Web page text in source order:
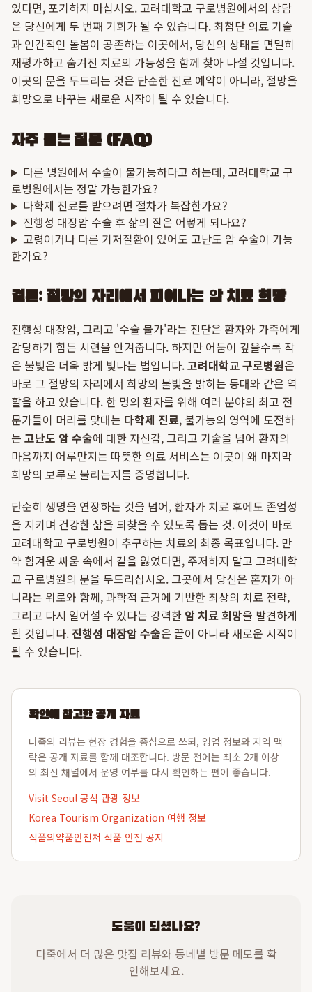
었다면, 포기하지 마십시오. 고려대학교 구로병원에서의 상담
은 당신에게 두 번째 기회가 될 수 있습니다. 최첨단 의료 기술
과 인간적인 돌봄이 공존하는 이곳에서, 당신의 상태를 면밀히
재평가하고 숨겨진 치료의 가능성을 함께 찾아 나설 것입니다.
이곳의 문을 두드리는 것은 단순한 진료 예약이 아니라, 절망을
희망으로 바꾸는 새로운 시작이 될 수 있습니다.
자주 묻는 질문 (FAQ)
다른 병원에서 수술이 불가능하다고 하는데, 고려대학교 구
로병원에서는 정말 가능한가요?
다학제 진료를 받으려면 절차가 복잡한가요?
진행성 대장암 수술 후 삶의 질은 어떻게 되나요?
고령이거나 다른 기저질환이 있어도 고난도 암 수술이 가능
한가요?
결론: 절망의 자리에서 피어나는 암 치료 희망
진행성 대장암, 그리고 '수술 불가'라는 진단은 환자와 가족에게
감당하기 힘든 시련을 안겨줍니다. 하지만 어둠이 깊을수록 작
은 불빛은 더욱 밝게 빛나는 법입니다.고려대학교 구로병원은
바로 그 절망의 자리에서 희망의 불빛을 밝히는 등대와 같은 역
할을 하고 있습니다. 한 명의 환자를 위해 여러 분야의 최고 전
문가들이 머리를 맞대는 다학제 진료, 불가능의 영역에 도전하
는 고난도 암 수술에 대한 자신감, 그리고 기술을 넘어 환자의
마음까지 어루만지는 따뜻한 의료 서비스는 이곳이 왜 마지막
희망의 보루로 불리는지를 증명합니다.
단순히 생명을 연장하는 것을 넘어, 환자가 치료 후에도 존엄성
을 지키며 건강한 삶을 되찾을 수 있도록 돕는 것. 이것이 바로
고려대학교 구로병원이 추구하는 치료의 최종 목표입니다. 만
약 힘겨운 싸움 속에서 길을 잃었다면, 주저하지 말고 고려대학
교 구로병원의 문을 두드리십시오. 그곳에서 당신은 혼자가 아
니라는 위로와 함께, 과학적 근거에 기반한 최상의 치료 전략,
그리고 다시 일어설 수 있다는 강력한 암 치료 희망을 발견하게
될 것입니다. 진행성 대장암 수술은 끝이 아니라 새로운 시작이
될 수 있습니다.
확인에 참고한 공개 자료
다죽의 리뷰는 현장 경험을 중심으로 쓰되, 영업 정보와 지역 맥
락은 공개 자료를 함께 대조합니다. 방문 전에는 최소 2개 이상
의 최신 채널에서 운영 여부를 다시 확인하는 편이 좋습니다.
Visit Seoul 공식 관광 정보
Korea Tourism Organization 여행 정보
식품의약품안전처 식품 안전 공지
도움이 되셨나요?
다죽에서 더 많은 맛집 리뷰와 동네별 방문 메모를 확
인해보세요.